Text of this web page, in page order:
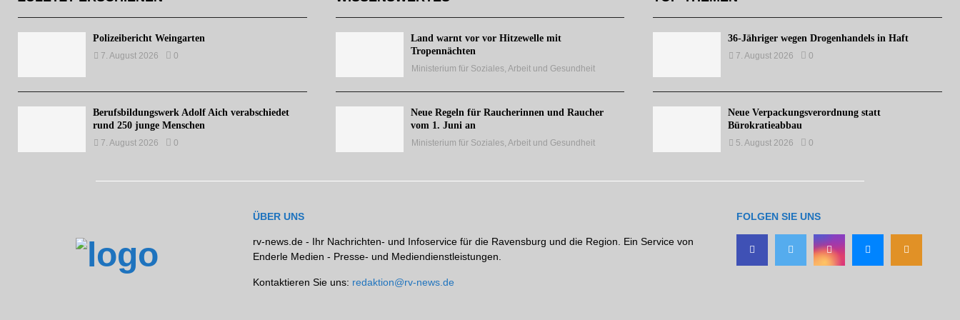
Polizeibericht Weingarten
7. August 2026 0
Berufsbildungswerk Adolf Aich verabschiedet
rund 250 junge Menschen
7. August 2026 0
Land warnt vor vor Hitzewelle mit
Tropennächten
Ministerium für Soziales, Arbeit und Gesundheit
Neue Regeln für Raucherinnen und Raucher
vom 1. Juni an
Ministerium für Soziales, Arbeit und Gesundheit
36-Jähriger wegen Drogenhandels in Haft
7. August 2026 0
Neue Verpackungsverordnung statt
Bürokratieabbau
5. August 2026 0
ÜBER UNS
rv-news.de - Ihr Nachrichten- und Infoservice für die Ravensburg und die Region. Ein Service von
Enderle Medien - Presse- und Mediendienstleistungen.
Kontaktieren Sie uns: redaktion@rv-news.de
FOLGEN SIE UNS